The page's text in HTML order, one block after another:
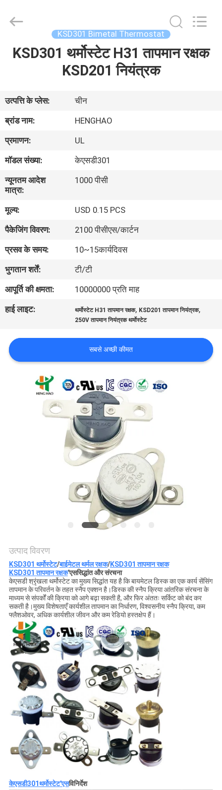
होम
वीआर
दिखाएँ
हमारे
बारे
फैक्टरी
यात्रा
गुणवत्ता
नियंत्रण
संपर्क
करें
समाचार
Electric
Reserved.
KSD301 Bimetal Thermostat
KSD301 थर्मोस्टेट H31 तापमान रक्षक
KSD201 नियंत्रक
उत्पत्ति के प्लेस:
चीन
ब्रांड नाम:
HENGHAO
प्रमाणन:
UL
मॉडल संख्या:
केएसडी301
न्यूनतम आदेश
मात्रा:
1000 पीसी
मूल्य:
USD 0.15 PCS
पैकेजिंग विवरण:
2100 पीसीएस/कार्टन
प्रसव के समय:
10~15कार्यदिवस
भुगतान शर्तें:
टी/टी
आपूर्ति की क्षमता:
10000000 प्रति माह
हाई लाइट:
थर्मोस्टेट H31 तापमान रक्षक, KSD201 तापमान नियंत्रक,
250V तापमान नियंत्रक थर्मोस्टेट
सबसे अच्छी कीमत
उत्पाद विवरण
KSD301 थर्मोस्टेट/बाईमेटल थर्मल रक्षक/KSD301 तापमान रक्षक
KSD301 तापमान रक्षक'एससिद्धांत और संरचना
केएसडी श्रृंखला थर्मोस्टेट का मुख्य सिद्धांत यह है कि बायमेटल डिस्क का एक कार्य सेंसिंग
तापमान के परिवर्तन के तहत स्नैप एक्शन है।डिस्क की स्नैप क्रिया आंतरिक संरचना के
माध्यम से संपर्कों की क्रिया को आगे बढ़ा सकती है, और फिर अंततः सर्किट को बंद कर
सकती है।मुख्य विशेषताएँ कार्यशील तापमान का निर्धारण, विश्वसनीय स्नैप क्रिया, कम
फ्लैशओवर, अधिक कार्यशील जीवन और कम रेडियो हस्तक्षेप हैं।
केएसडी301थर्मोस्टेट'एसविनिर्देश